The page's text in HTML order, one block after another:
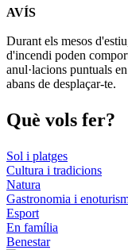
AVÍS
Durant els mesos
d'incendi poden
anul·lacions puntuals
abans de desplaçar-te.
Què vols fer?
Sol i platges
Cultura i tradicions
Natura
Gastronomia i
Esport
En família
Benestar